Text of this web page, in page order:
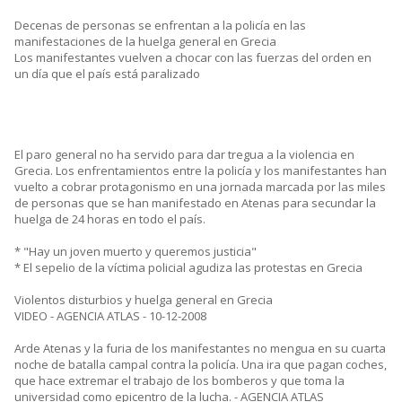
Decenas de personas se enfrentan a la policía en las
manifestaciones de la huelga general en Grecia
Los manifestantes vuelven a chocar con las fuerzas del orden en
un día que el país está paralizado
El paro general no ha servido para dar tregua a la violencia en
Grecia. Los enfrentamientos entre la policía y los manifestantes han
vuelto a cobrar protagonismo en una jornada marcada por las miles
de personas que se han manifestado en Atenas para secundar la
huelga de 24 horas en todo el país.
* "Hay un joven muerto y queremos justicia"
* El sepelio de la víctima policial agudiza las protestas en Grecia
Violentos disturbios y huelga general en Grecia
VIDEO - AGENCIA ATLAS - 10-12-2008
Arde Atenas y la furia de los manifestantes no mengua en su cuarta
noche de batalla campal contra la policía. Una ira que pagan coches,
que hace extremar el trabajo de los bomberos y que toma la
universidad como epicentro de la lucha. - AGENCIA ATLAS